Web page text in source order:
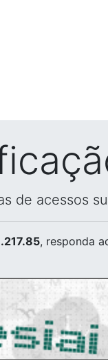
de acessos
, responda